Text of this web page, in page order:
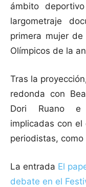
ámbito
largometraje
primera mujer
Olímpicos de la
Tras la
redonda con
Dori Ruano e
implicadas con
periodistas,
La entrada El
debate en el